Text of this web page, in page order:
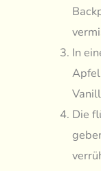
In
Die